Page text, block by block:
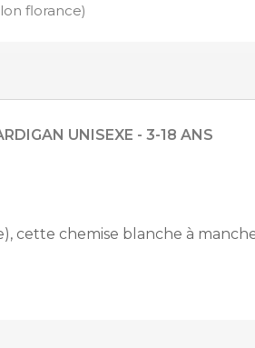
florance)
UNISEXE - 3-18 ANS
cette chemise blanche à